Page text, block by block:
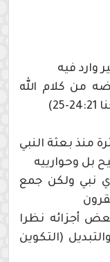
وارد فيه
من كلام الله
منذ بعثة النبي
بل وحوارييه
نبي ولكن جمع
أجزائه نظرا
(التكوين